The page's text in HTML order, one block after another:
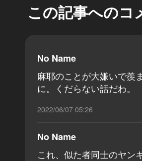
この記事へのコ
No Name
麻耶のことが大嫌いで羨
に。くだらない話だわ。
2022/06/07 05:26
No Name
これ、似た者同士のヤン